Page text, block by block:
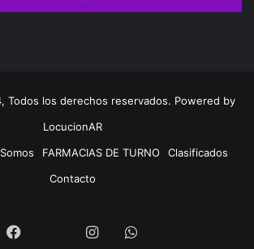
Todos los derechos reservados. Powered by
LocucionAR
FARMACIAS DE TURNO
Clasificados
Contacto
Facebook InstagramWhatsapp